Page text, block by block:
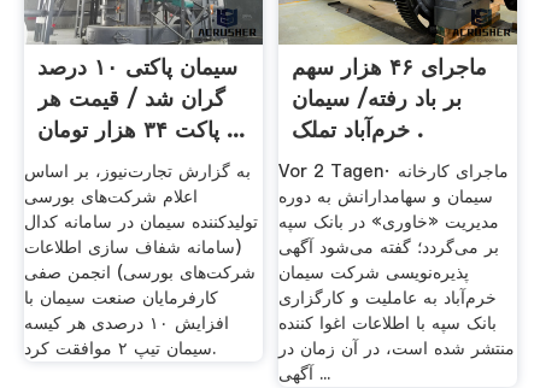
سیمان پاکتی ۱۰ درصد
گران شد / قیمت هر
پاکت ۳۴ هزار تومان ...
به گزارش تجارت‌نیوز، بر اساس
اعلام شرکت‌های بورسی
تولیدکننده سیمان در سامانه کدال
(سامانه شفاف سازی اطلاعات
شرکت‌های بورسی) انجمن صفی
کارفرمایان صنعت سیمان با
افزایش ۱۰ درصدی هر کیسه
سیمان تیپ ۲ موافقت کرد.
ماجرای ۴۶ هزار سهم
بر باد رفته/ سیمان
خرم‌آباد تملک .
Vor 2 Tagen· ماجرای کارخانه
سیمان و سهامدارانش به دوره
مدیریت «خاوری» در بانک سپه
بر می‌گردد؛ گفته می‌شود آگهی
پذیره‌نویسی شرکت سیمان
خرم‌آباد به عاملیت و کارگزاری
بانک سپه با اطلاعات اغوا کننده
منتشر شده است، در آن زمان در
آگهی ...